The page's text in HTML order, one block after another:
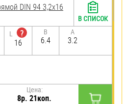
DIN 94 3,2х16
L
?
16
B
6.4
A
3.2
Цена:
8р. 21коп.
В СПИСОК